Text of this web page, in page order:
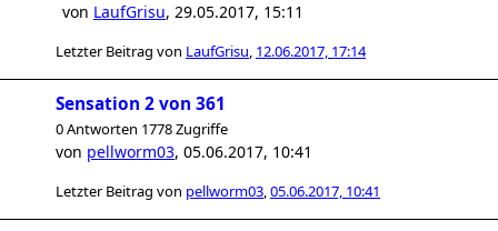
von LaufGrisu, 29.05.2017, 15:11
Letzter Beitrag von LaufGrisu, 12.06.2017, 17:14
Sensation 2 von 361
0 Antworten 1778 Zugriffe
von pellworm03, 05.06.2017, 10:41
Letzter Beitrag von pellworm03,05.06.2017, 10:41